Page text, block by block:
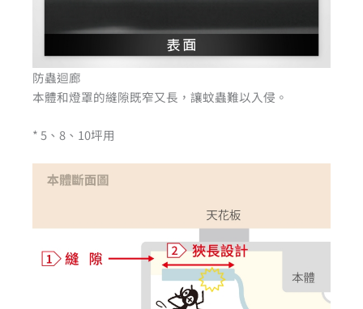
防蟲迴廊
本體和燈罩的縫隙既窄又長，讓蚊蟲難以入侵。
* 5、8、10坪用